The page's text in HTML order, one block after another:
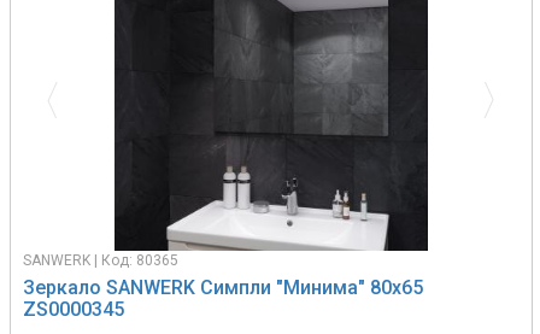
SANWERK | Код: 80365
Зеркало SANWERK Симпли "Минима" 80х65
ZS0000345